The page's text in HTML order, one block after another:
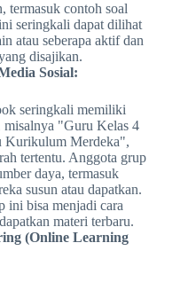
termasuk contoh soal
seringkali dapat dilihat
atau seberapa aktif dan
disajikan.
Sosial:
seringkali memiliki
misalnya "Guru Kelas 4
Kurikulum Merdeka",
tertentu. Anggota grup
daya, termasuk
susun atau dapatkan.
ini bisa menjadi cara
materi terbaru.
(Online Learning